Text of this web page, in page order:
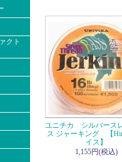
クト
ユニチカ シルバース
ス ジャーキング 【
イス】
1,155円(税込)